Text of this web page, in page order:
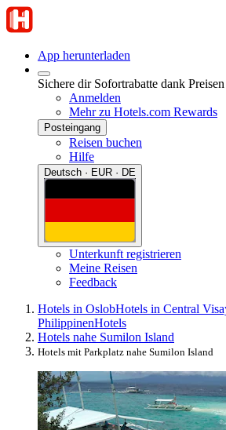
App herunterladen
Sichere dir Sofortrabatte dank
Anmelden
Mehr zu Hotels.com Rewards
Posteingang
Reisen buchen
Hilfe
Deutsch · EUR · DE
Unterkunft registrieren
Meine Reisen
Feedback
Hotels in OslobHotels in Central
PhilippinenHotels
Hotels nahe Sumilon Island
Hotels mit Parkplatz nahe Sumilon Island